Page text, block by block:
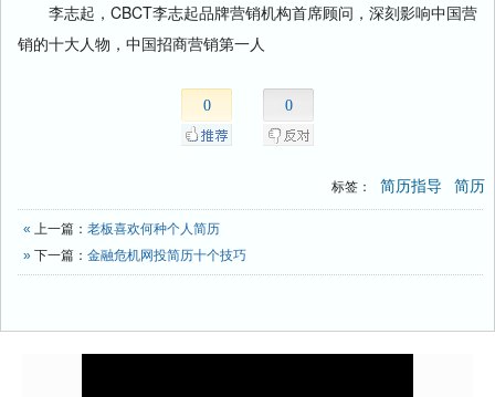
李志起，CBCT李志起品牌营销机构首席顾问，深刻影响中国营
销的十大人物，中国招商营销第一人
0 0
标签： 简历指导 简历
« 上一篇： 老板喜欢何种个人简历
» 下一篇： 金融危机网投简历十个技巧